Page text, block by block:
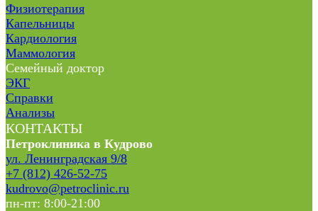
Физиотерапия
Капельницы
Кардиология
Маммология
Семейный доктор
ЭКГ
Справки
Анализы
КОНТАКТЫ
Петроклиника в Кудрово
ул. Ленинградская 9/8
+7 (812) 426-52-75
kudrovo@petroclinic.ru
пн-пт: 8:00-21:00